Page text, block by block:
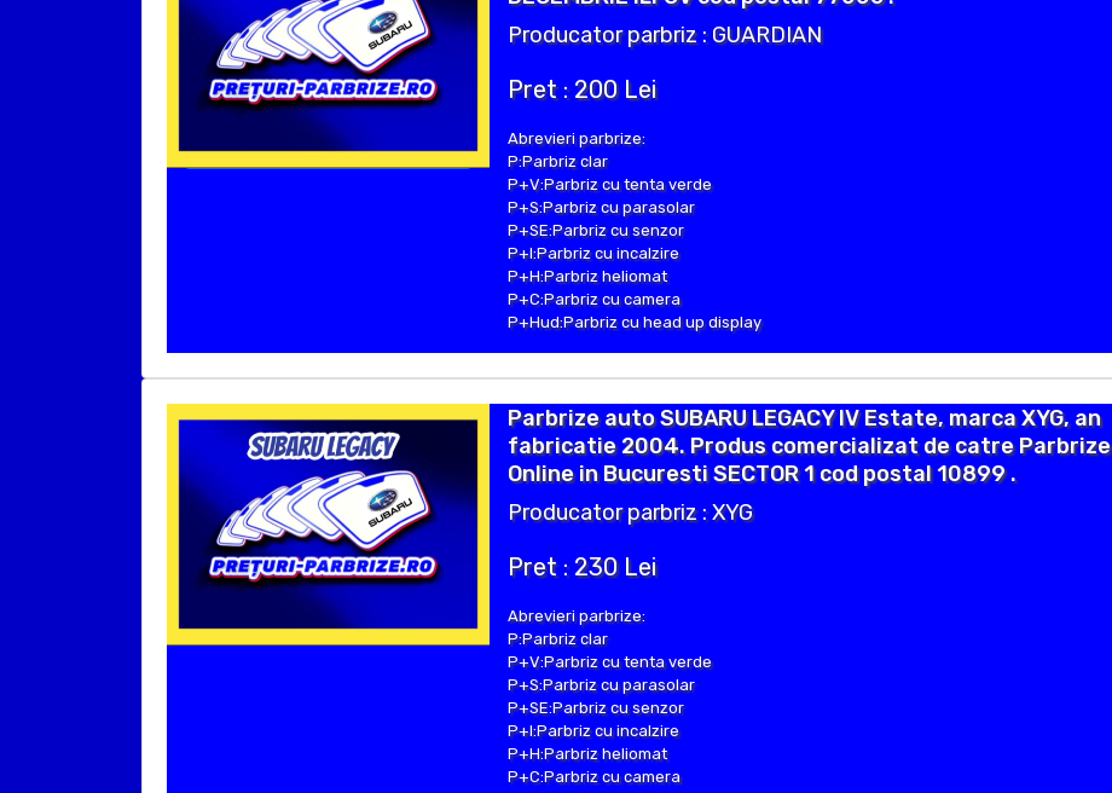
Producator parbriz : GUARDIAN
Pret : 200 Lei
Abrevieri parbrize:
P:Parbriz clar
P+V:Parbriz cu tenta verde
P+S:Parbriz cu parasolar
P+SE:Parbriz cu senzor
P+I:Parbriz cu incalzire
P+H:Parbriz heliomat
P+C:Parbriz cu camera
P+Hud:Parbriz cu head up display
Parbrize auto SUBARU LEGACY IV Estate, marca XYG, an
fabricatie 2004. Produs comercializat de catre Parbrize
Online in Bucuresti SECTOR 1 cod postal 10899 .
Producator parbriz : XYG
Pret : 230 Lei
Abrevieri parbrize:
P:Parbriz clar
P+V:Parbriz cu tenta verde
P+S:Parbriz cu parasolar
P+SE:Parbriz cu senzor
P+I:Parbriz cu incalzire
P+H:Parbriz heliomat
P+C:Parbriz cu camera